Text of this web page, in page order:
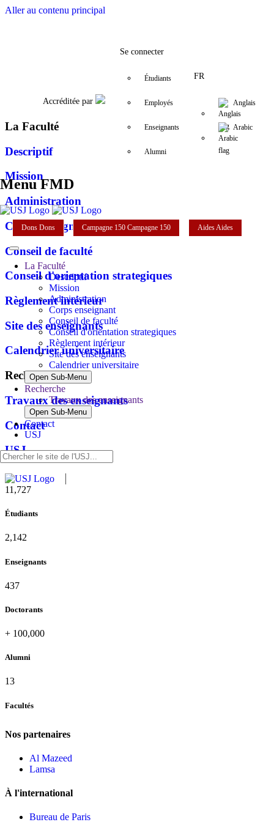
Aller au contenu principal
FacebookTwitter
Accréditée par
Se connecter
Étudiants
Employés
Enseignants
Alumni
FR
Anglais
Arabic
Menu FMD
Dons Dons Campagne 150 Campagne 150 AidesAides
La Faculté
Descriptif
Mission
Administration
Corps enseignant
Conseil de faculté
Conseil d'orientation strategiques
Règlement intérieur
Site des enseignants
Calendrier universitaire
Open Sub-Menu
Recherche
Travaux des enseignants
Open Sub-Menu
Contact
USJ
La Faculté
Descriptif
Mission
Administration
Corps enseignant
Conseil de faculté
Conseil d'orientation strategiques
Règlement intérieur
Site des enseignants
Calendrier universitaire
Recherche
Travaux des enseignants
Contact
USJ
11,727
Étudiants
2,142
Enseignants
437
Doctorants
+ 100,000
Alumni
13
Facultés
Nos partenaires
Al Mazeed
Lamsa
À l'international
Bureau de Paris